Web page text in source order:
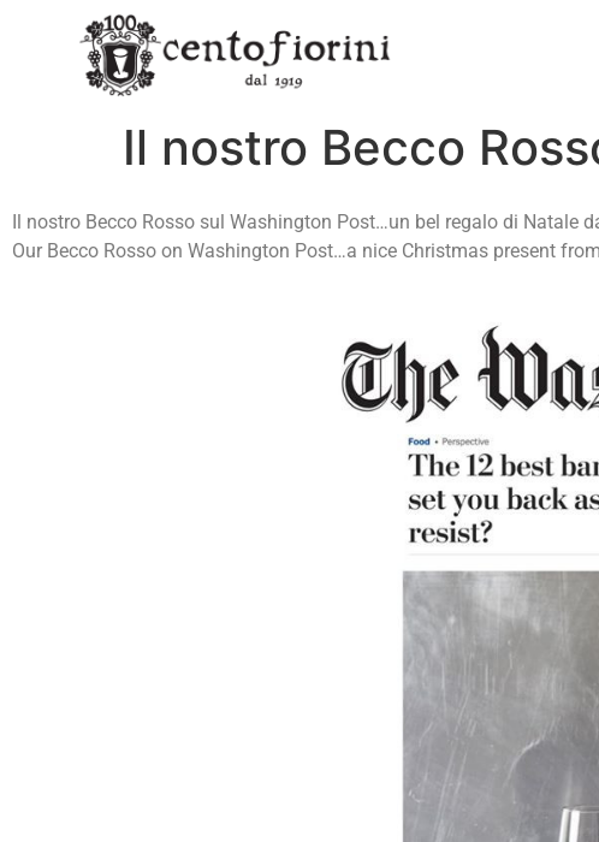
Il nostro Becco
Il nostro Becco Rosso sul Washington Post…un bel regalo di Natale
Our Becco Rosso on Washington Post…a nice Christmas present